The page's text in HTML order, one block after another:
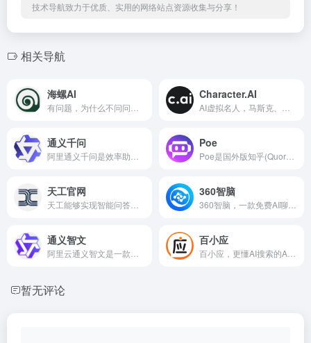
技术导航致力于优质、实用的网络站点资源收集与分享！
相关导航
海螺AI Character.AI
通义千问 Poe
天工官网 360智脑
通义智文 百小应
暂无评论